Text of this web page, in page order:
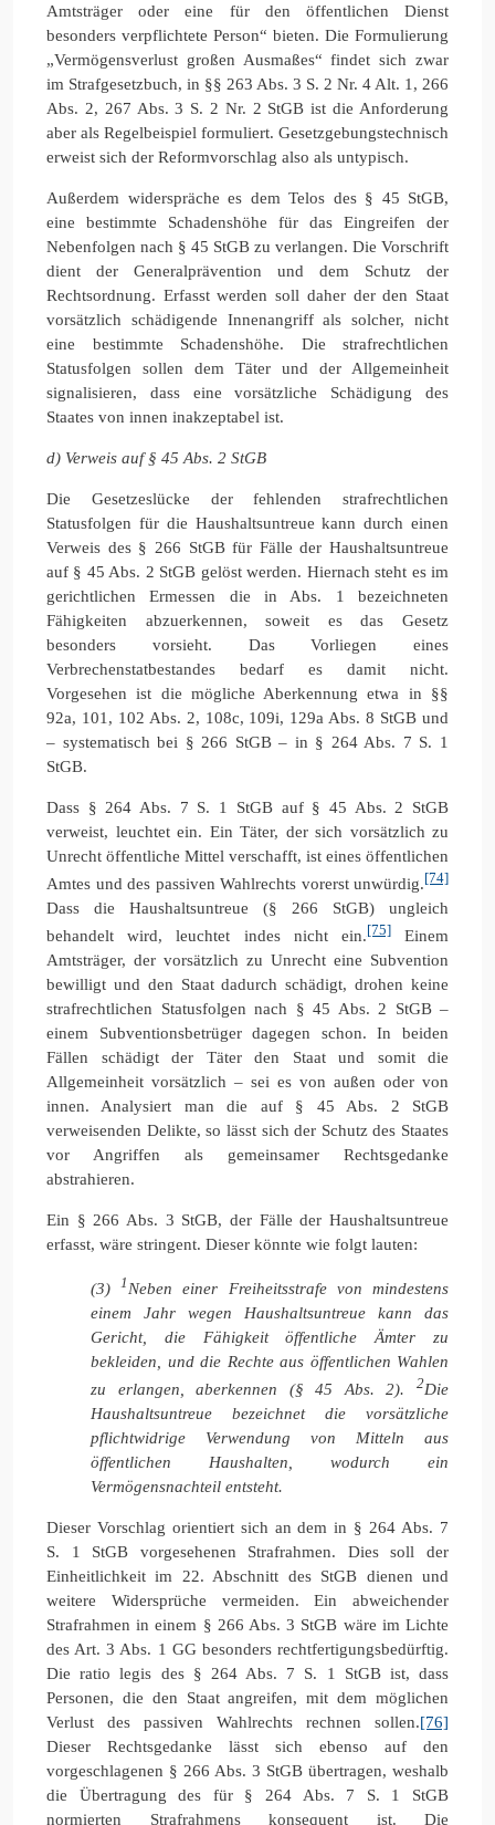
Amtsträger oder eine für den öffentlichen Dienst
besonders verpflichtete Person“ bieten. Die Formulierung
„Vermögensverlust großen Ausmaßes“ findet sich zwar
im Strafgesetzbuch, in §§ 263 Abs. 3 S. 2 Nr. 4 Alt. 1, 266
Abs. 2, 267 Abs. 3 S. 2 Nr. 2 StGB ist die Anforderung
aber als Regelbeispiel formuliert. Gesetzgebungstechnisch
erweist sich der Reformvorschlag also als untypisch.
Außerdem widerspräche es dem Telos des § 45 StGB,
eine bestimmte Schadenshöhe für das Eingreifen der
Nebenfolgen nach § 45 StGB zu verlangen. Die Vorschrift
dient der Generalprävention und dem Schutz der
Rechtsordnung. Erfasst werden soll daher der den Staat
vorsätzlich schädigende Innenangriff als solcher, nicht
eine bestimmte Schadenshöhe. Die strafrechtlichen
Statusfolgen sollen dem Täter und der Allgemeinheit
signalisieren, dass eine vorsätzliche Schädigung des
Staates von innen inakzeptabel ist.
d) Verweis auf § 45 Abs. 2 StGB
Die Gesetzeslücke der fehlenden strafrechtlichen
Statusfolgen für die Haushaltsuntreue kann durch einen
Verweis des § 266 StGB für Fälle der Haushaltsuntreue
auf § 45 Abs. 2 StGB gelöst werden. Hiernach steht es im
gerichtlichen Ermessen die in Abs. 1 bezeichneten
Fähigkeiten abzuerkennen, soweit es das Gesetz
besonders vorsieht. Das Vorliegen eines
Verbrechenstatbestandes bedarf es damit nicht.
Vorgesehen ist die mögliche Aberkennung etwa in §§
92a, 101, 102 Abs. 2, 108c, 109i, 129a Abs. 8 StGB und
– systematisch bei § 266 StGB – in § 264 Abs. 7 S. 1
StGB.
Dass § 264 Abs. 7 S. 1 StGB auf § 45 Abs. 2 StGB
verweist, leuchtet ein. Ein Täter, der sich vorsätzlich zu
Unrecht öffentliche Mittel verschafft, ist eines öffentlichen
Amtes und des passiven Wahlrechts vorerst unwürdig.[74]
Dass die Haushaltsuntreue (§ 266 StGB) ungleich
behandelt wird, leuchtet indes nicht ein.[75]Einem
Amtsträger, der vorsätzlich zu Unrecht eine Subvention
bewilligt und den Staat dadurch schädigt, drohen keine
strafrechtlichen Statusfolgen nach § 45 Abs. 2 StGB –
einem Subventionsbetrüger dagegen schon. In beiden
Fällen schädigt der Täter den Staat und somit die
Allgemeinheit vorsätzlich – sei es von außen oder von
innen. Analysiert man die auf § 45 Abs. 2 StGB
verweisenden Delikte, so lässt sich der Schutz des Staates
vor Angriffen als gemeinsamer Rechtsgedanke
abstrahieren.
Ein § 266 Abs. 3 StGB, der Fälle der Haushaltsuntreue
erfasst, wäre stringent. Dieser könnte wie folgt lauten:
(3)1 Neben einer Freiheitsstrafe von mindestens
einem Jahr wegen Haushaltsuntreue kann das
Gericht, die Fähigkeit öffentliche Ämter zu
bekleiden, und die Rechte aus öffentlichen Wahlen
zu erlangen, aberkennen (§ 45 Abs. 2). 2Die
Haushaltsuntreue bezeichnet die vorsätzliche
pflichtwidrige Verwendung von Mitteln aus
öffentlichen Haushalten, wodurch ein
Vermögensnachteil entsteht.
Dieser Vorschlag orientiert sich an dem in § 264 Abs. 7
S. 1 StGB vorgesehenen Strafrahmen. Dies soll der
Einheitlichkeit im 22. Abschnitt des StGB dienen und
weitere Widersprüche vermeiden. Ein abweichender
Strafrahmen in einem § 266 Abs. 3 StGB wäre im Lichte
des Art. 3 Abs. 1 GG besonders rechtfertigungsbedürftig.
Die ratio legis des § 264 Abs. 7 S. 1 StGB ist, dass
Personen, die den Staat angreifen, mit dem möglichen
Verlust des passiven Wahlrechts rechnen sollen.[76]
Dieser Rechtsgedanke lässt sich ebenso auf den
vorgeschlagenen § 266 Abs. 3 StGB übertragen, weshalb
die Übertragung des für § 264 Abs. 7 S. 1 StGB
normierten Strafrahmens konsequent ist. Die